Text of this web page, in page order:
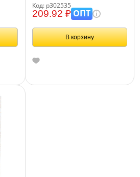
Код: р302535
209.92 ₽ОПТ
В корзину